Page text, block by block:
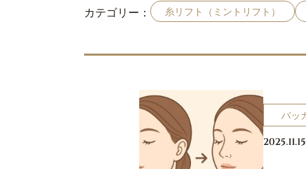
カテゴリー： 糸リフト（ミントリフト）
バッ
2025.11.15